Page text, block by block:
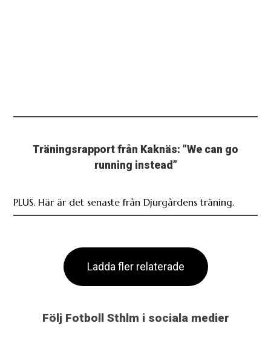
Träningsrapport från Kaknäs: ”We can go
running instead”
PLUS. Här är det senaste från Djurgårdens träning.
Ladda fler relaterade
Följ Fotboll Sthlm i sociala medier